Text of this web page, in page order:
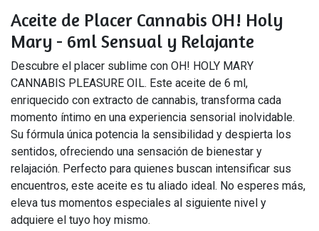
Aceite de Placer Cannabis OH! Holy
Mary - 6ml Sensual y Relajante
Descubre el placer sublime con OH! HOLY MARY
CANNABIS PLEASURE OIL. Este aceite de 6 ml,
enriquecido con extracto de cannabis, transforma cada
momento íntimo en una experiencia sensorial inolvidable.
Su fórmula única potencia la sensibilidad y despierta los
sentidos, ofreciendo una sensación de bienestar y
relajación. Perfecto para quienes buscan intensificar sus
encuentros, este aceite es tu aliado ideal. No esperes más,
eleva tus momentos especiales al siguiente nivel y
adquiere el tuyo hoy mismo.